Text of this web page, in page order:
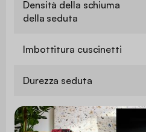
Densità della schiuma
della seduta
Imbottitura cuscinetti
Durezza seduta
Convertibile a letto